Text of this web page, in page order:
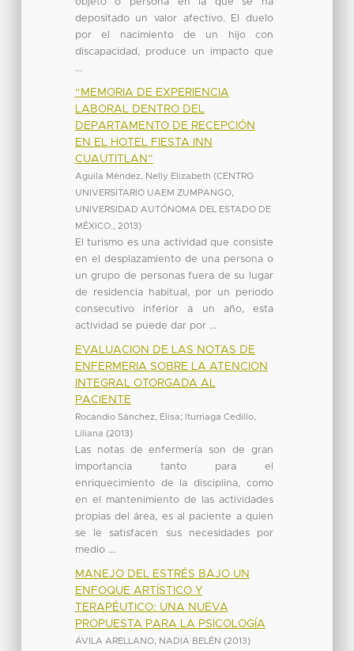
depositado un valor afectivo. El duelo
por el nacimiento de un hijo con
discapacidad, produce un impacto que
...
“MEMORIA DE EXPERIENCIA
LABORAL DENTRO DEL
DEPARTAMENTO DE RECEPCIÓN
EN EL HOTEL FIESTA INN
CUAUTITLAN”
Aguila Méndez, Nelly Elizabeth (CENTRO
UNIVERSITARIO UAEM ZUMPANGO,
UNIVERSIDAD AUTÓNOMA DEL ESTADO DE
MÉXICO.
2013)
El turismo es una actividad que consiste
en el desplazamiento de una persona o
un grupo de personas fuera de su lugar
de residencia habitual, por un periodo
consecutivo inferior a un año, esta
actividad se puede dar por ...
EVALUACION DE LAS NOTAS DE
ENFERMERIA SOBRE LA ATENCION
INTEGRAL OTORGADA AL
PACIENTE
Rocandio Sánchez, Elisa;
Iturriaga Cedillo,
Liliana (2013)
Las notas de enfermería son de gran
importancia tanto para el
enriquecimiento de la disciplina, como
en el mantenimiento de las actividades
propias del área, es al paciente a quien
se le satisfacen sus necesidades por
medio ...
MANEJO DEL ESTRÉS BAJO UN
ENFOQUE ARTÍSTICO Y
TERAPÉUTICO: UNA NUEVA
PROPUESTA PARA LA PSICOLOGÍA
ÁVILA ARELLANO, NADIA BELÉN (2013)